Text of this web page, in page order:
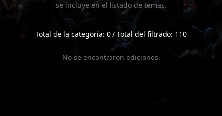
se incluye en el listado de temas.
Total de la categoría: 0 / Total del filtrado: 110
No se encontraron ediciones.